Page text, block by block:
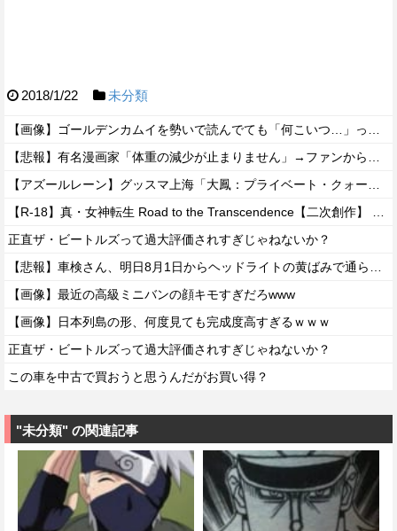
2018/1/22 未分類
正直ザ・ビートルズって過大評価されすぎじゃねないか？
【画像】最近の高級ミニバンの顔キモすぎだろwww
【画像】日本列島の形、何度見ても完成度高すぎるｗｗｗ
正直ザ・ビートルズって過大評価されすぎじゃねないか？
この車を中古で買おうと思うんだがお買い得？
"未分類" の関連記事